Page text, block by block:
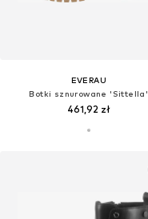
EVERAU
Botki sznurowane 'Sittella'
461,92 zł